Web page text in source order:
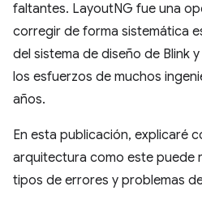
faltantes. LayoutNG fue una
corregir de forma sistemática
del sistema de diseño de Blink
los esfuerzos de muchos
años.
En esta publicación, explicaré
arquitectura como este puede
tipos de errores y problemas